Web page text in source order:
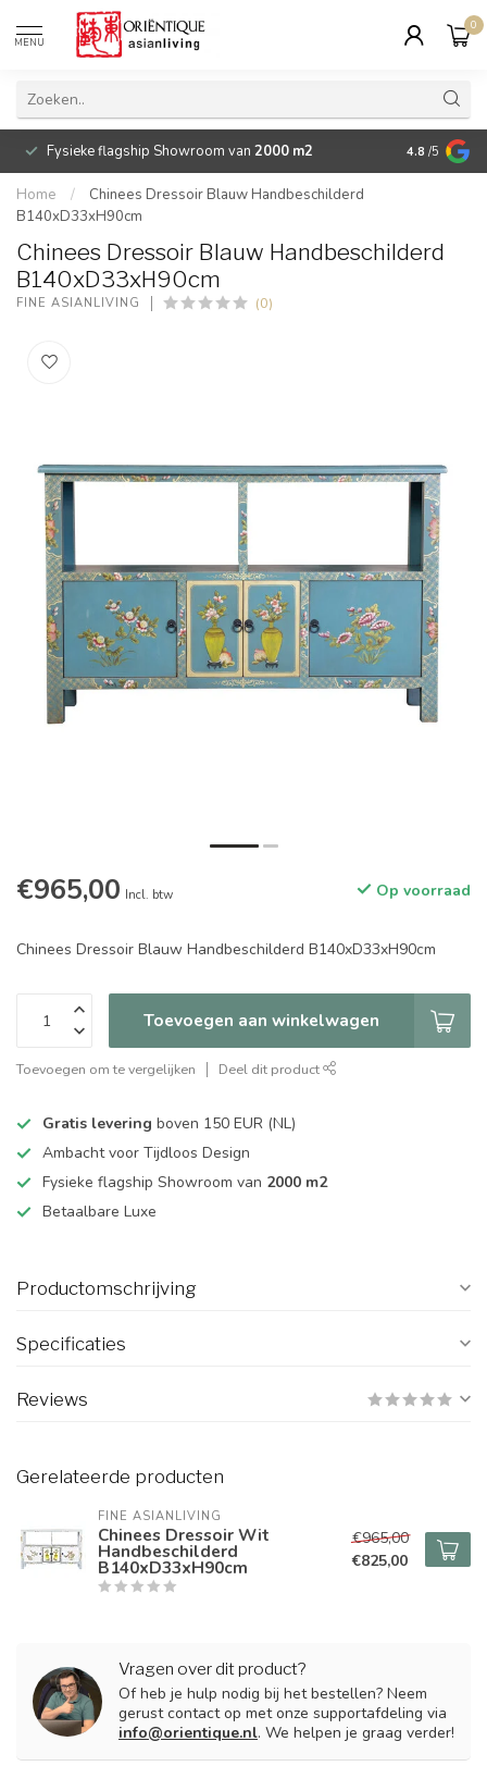
MENU
0
Fysieke flagship Showroom van 2000 m2 Betaalbare
4.8 /5
Home /
Chinees Dressoir Blauw Handbeschilderd
B140xD33xH90cm
Chinees Dressoir Blauw Handbeschilderd
B140xD33xH90cm
FINE ASIANLIVING (0)
€965,00 Incl. btw Op voorraad
Chinees Dressoir Blauw Handbeschilderd B140xD33xH90cm
Toevoegen aan winkelwagen
Toevoegen om te vergelijken Deel dit product
Gratis levering boven 150 EUR (NL)
Ambacht voor Tijdloos Design
Fysieke flagship Showroom van 2000 m2
Betaalbare Luxe
Productomschrijving
Specificaties
Reviews
Gerelateerde producten
FINE ASIANLIVING
Chinees Dressoir Wit
Handbeschilderd
B140xD33xH90cm
€965,00
€825,00
Vragen over dit product?
Of heb je hulp nodig bij het bestellen? Neem
gerust contact op met onze supportafdeling via
info@orientique.nl. We helpen je graag verder!